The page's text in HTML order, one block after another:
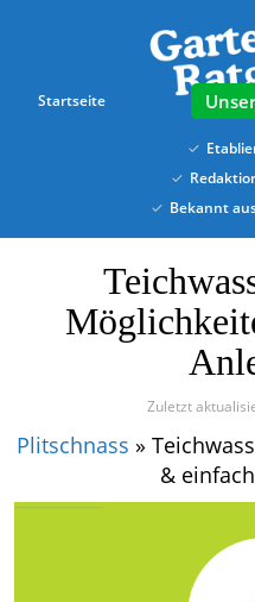
content
Startseite
Bekannt
Zuletzt
Plitschnass »
&